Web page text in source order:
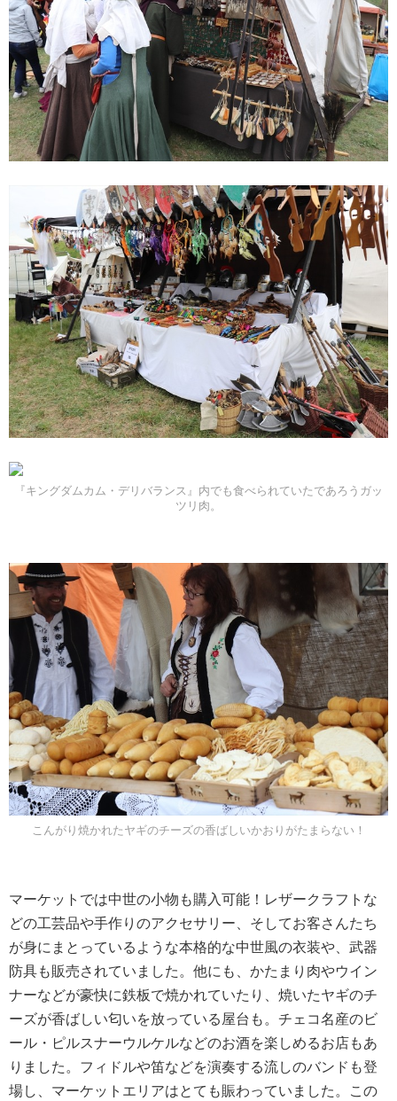
『キングダムカム・デリバランス』内でも食べられていたであろうガッ
ツリ肉。
こんがり焼かれたヤギのチーズの香ばしいかおりがたまらない！
マーケットでは中世の小物も購入可能！レザークラフトな
どの工芸品や手作りのアクセサリー、そしてお客さんたち
が身にまとっているような本格的な中世風の衣装や、武器
防具も販売されていました。他にも、かたまり肉やウイン
ナーなどが豪快に鉄板で焼かれていたり、焼いたヤギのチ
ーズが香ばしい匂いを放っている屋台も。チェコ名産のビ
ール・ピルスナーウルケルなどのお酒を楽しめるお店もあ
りました。フィドルや笛などを演奏する流しのバンドも登
場し、マーケットエリアはとても賑わっていました。この